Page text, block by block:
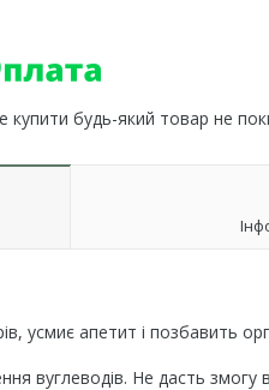
купити будь-який товар не
апетит і позбавить
вуглеводів. Не дасть